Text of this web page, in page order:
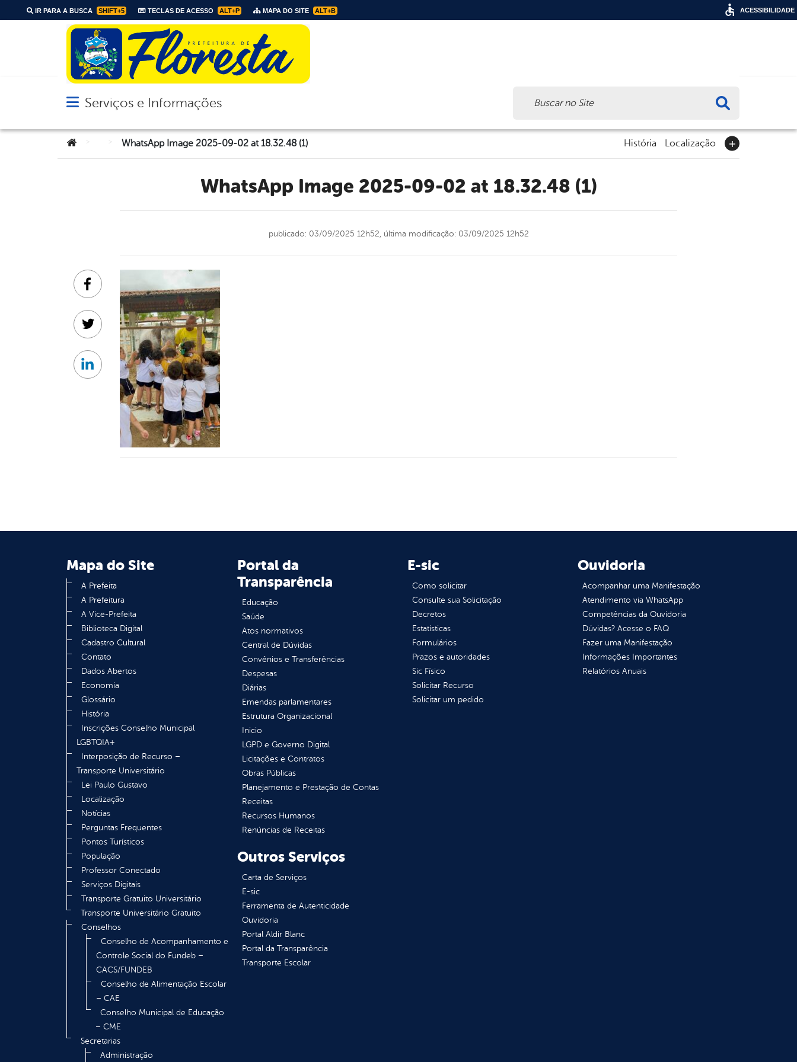
IR PARA A BUSCA SHIFT+5 TECLAS DE ACESSO ALT+P MAPA DO SITE ALT+B
Abrir menu principal de navegação
Serviços e Informações
Você está aqui:WhatsApp Image 2025-09-02 at 18.32.48 (1) História Localização
WhatsApp Image 2025-09-02 at 18.32.48 (1)
publicado: 03/09/2025 12h52, última modificação: 03/09/2025 12h52
Facebook
Twitter
Linkedin
Mapa do Site
A Prefeita
A Prefeitura
A Vice-Prefeita
Biblioteca Digital
Cadastro Cultural
Contato
Dados Abertos
Economia
Glossário
História
Inscrições Conselho Municipal
LGBTQIA+
Interposição de Recurso –
Transporte Universitário
Lei Paulo Gustavo
Localização
Notícias
Perguntas Frequentes
Pontos Turísticos
População
Professor Conectado
Serviços Digitais
Transporte Gratuito Universitário
Transporte Universitário Gratuito
Conselhos
Conselho de Acompanhamento e
Controle Social do Fundeb –
CACS/FUNDEB
Conselho de Alimentação Escolar
– CAE
Conselho Municipal de Educação
– CME
Secretarias
Administração
Portal da
Transparência
Educação
Saúde
Atos normativos
Central de Dúvidas
Convênios e Transferências
Despesas
Diárias
Emendas parlamentares
Estrutura Organizacional
Inicio
LGPD e Governo Digital
Licitações e Contratos
Obras Públicas
Planejamento e Prestação de Contas
Receitas
Recursos Humanos
Renúncias de Receitas
E-sic
Como solicitar
Consulte sua Solicitação
Decretos
Estatísticas
Formulários
Prazos e autoridades
Sic Físico
Solicitar Recurso
Solicitar um pedido
Ouvidoria
Acompanhar uma Manifestação
Atendimento via WhatsApp
Competências da Ouvidoria
Dúvidas? Acesse o FAQ
Fazer uma Manifestação
Informações Importantes
Relatórios Anuais
Outros Serviços
Carta de Serviços
E-sic
Ferramenta de Autenticidade
Ouvidoria
Portal Aldir Blanc
Portal da Transparência
Transporte Escolar
ACESSIBILIDADE